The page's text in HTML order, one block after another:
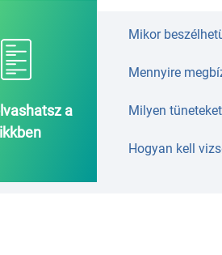
a
Mikor
Mennyire
Milyen
Hogyan kell